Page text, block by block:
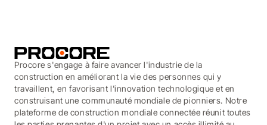
Procore s'engage à faire avancer l'industrie de la
construction en améliorant la vie des personnes qui y
travaillent, en favorisant l'innovation technologique et en
construisant une communauté mondiale de pionniers. Notre
plateforme de construction mondiale connectée réunit toutes